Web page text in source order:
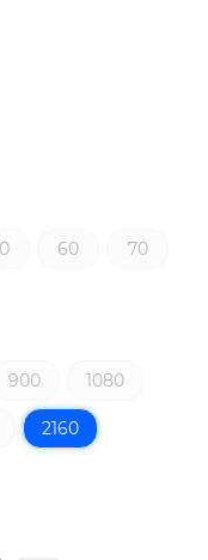
60 70
900 1080
2160